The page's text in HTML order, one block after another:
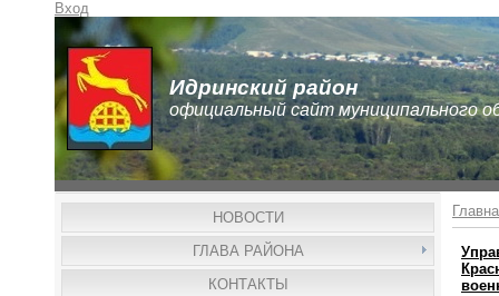
Вход
Идринский район
официальный сайт муниципального
НОВОСТИ
ГЛАВА РАЙОНА
КОНТАКТЫ